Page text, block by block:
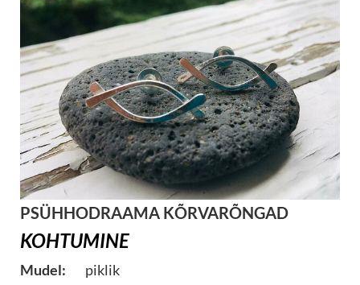
PSÜHHODRAAMA KÕRVARÕNGAD
KOHTUMINE
Mudel: piklik